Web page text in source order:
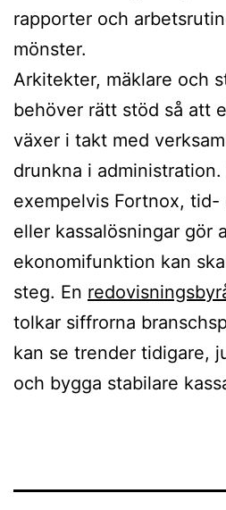
rapporter och
mönster.
Arkitekter, mäklare och
behöver rätt stöd så att
växer i takt med
drunkna i
exempelvis Fortnox,
eller kassalösningar gör
ekonomifunktion kan
steg. En
tolkar siffrorna
kan se trender tidigare,
och bygga stabilare